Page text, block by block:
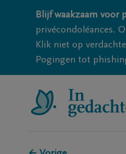
Blijf waakzaam
privécondoléances.
Klik niet op
Pogingen tot